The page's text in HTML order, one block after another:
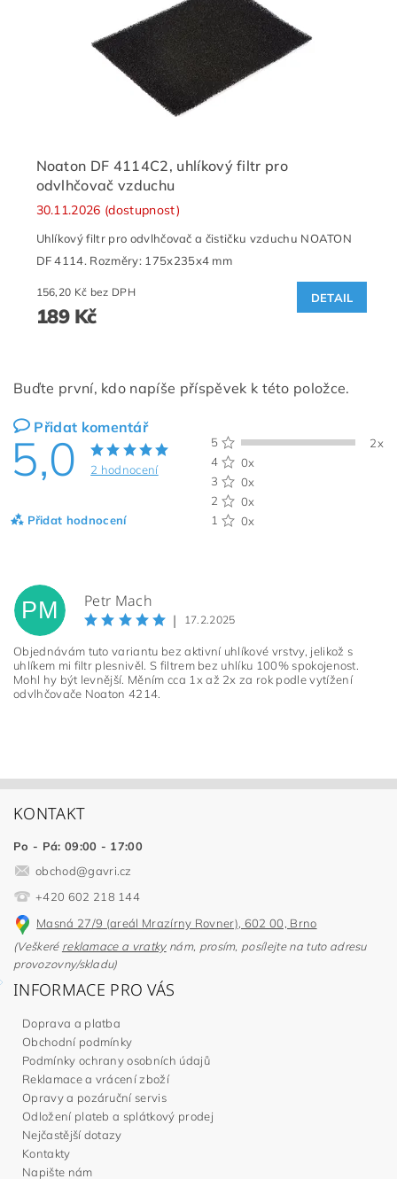
Noaton DF 4114C2, uhlíkový filtr pro
odvlhčovač vzduchu
30.11.2026 (dostupnost)
Uhlíkový filtr pro odvlhčovač a čističku vzduchu NOATON
DF 4114. Rozměry: 175x235x4 mm
156,20 Kč bez DPH
189 Kč
DETAIL
Buďte první, kdo napíše příspěvek k této položce.
Přidat komentář
5,0 2 hodnocení
Přidat hodnocení
5
2x
4
0x
3
0x
2
0x
1
0x
PM Petr Mach
| 17.2.2025
Objednávám tuto variantu bez aktivní uhlíkové vrstvy, jelikož s
uhlíkem mi filtr plesnivěl. S filtrem bez uhlíku 100% spokojenost.
Mohl hy být levnější. Měním cca 1x až 2x za rok podle vytížení
odvlhčovače Noaton 4214.
KONTAKT
Po - Pá: 09:00 - 17:00
obchod@gavri.cz
+420 602 218 144
Masná 27/9 (areál Mrazírny Rovner), 602 00, Brno
(Veškeré reklamace a vratkynám, prosím, posílejte na tuto adresu
provozovny/skladu)
INFORMACE PRO VÁS
Doprava a platba
Obchodní podmínky
Podmínky ochrany osobních údajů
Reklamace a vrácení zboží
Opravy a pozáruční servis
Odložení plateb a splátkový prodej
Nejčastější dotazy
Kontakty
Napište nám